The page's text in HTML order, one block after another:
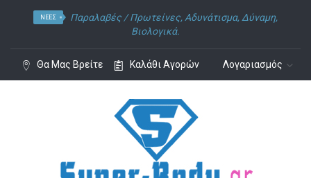
ΝΈΕΣ Παραλαβές /Πρωτείνες, Αδυνάτισμα, Δύναμη,
Βιολογικά.
Θα Μας Βρείτε Καλάθι Αγορών Λογαριασμός